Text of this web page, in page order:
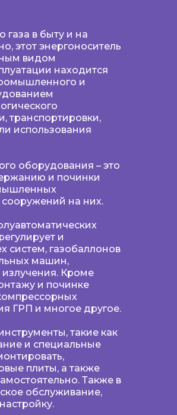
в быту и на
этот энергоноситель
видом
находится
и
транспортировки,
использования
оборудования – это
и починки
на них.
и
систем, газобаллонов
машин,
Кроме
и починке
ГРП и многое другое.
такие как
и специальные
плиты, а также
Также в
обслуживание,